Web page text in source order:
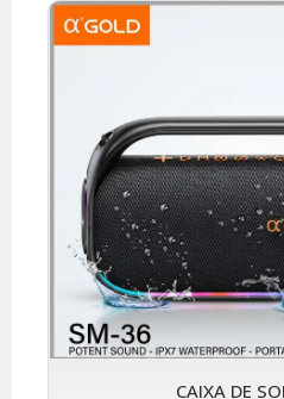
CAIXA DE